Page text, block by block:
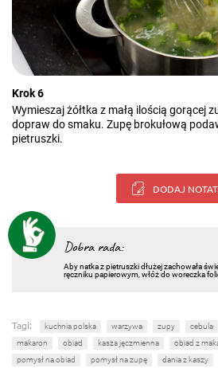
Krok 6
Wymieszaj żółtka z małą ilością gorącej
dopraw do smaku. Zupę brokułową
pietruszki.
DODAJ
Dobra rada:
Aby natka z pietruszki dłużej zachowała
ręczniku papierowym, włóż do woreczka
Tagi: kuchnia polska warzywa zupy cebula
makaron
obiad kasza jęczmienna obiad z
pomysł na obiad
pomysł na zupę dania z kaszy